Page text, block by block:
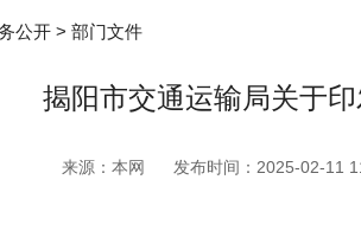
公开 > 部门文件
揭阳市交通运输局关于
来源：本网 发布时间：2025-02-11